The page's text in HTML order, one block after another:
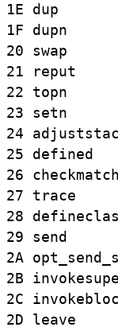
1E dup
1F dupn
20 swap
21
reput
22 topn
23 setn
24
25 defined
26 checkmatch
27 trace
28
29 send
2A opt_ send_
2B
2C
2D leave